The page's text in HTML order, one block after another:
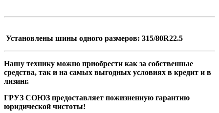
Установлены шины одного размеров: 315/80R22.5
Нашу технику можно приобрести как за собственные
средства, так и на самых выгодных условиях в кредит и в
лизинг.
ГРУЗ СОЮЗ предоставляет пожизненную гарантию
юридической чистоты!